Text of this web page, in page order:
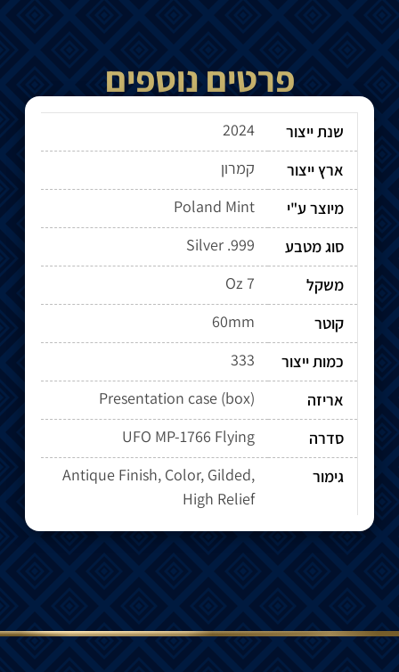
פרטים נוספים
שנת ייצור
2024
ארץ ייצור
קמרון
מיוצר ע"י
Poland Mint
סוג מטבע
Silver .999
משקל
7 Oz
קוטר
60mm
כמות ייצור
333
אריזה
Presentation case (box)
סדרה
UFO MP-1766 Flying
גימור
Antique Finish, Color, Gilded,
High Relief